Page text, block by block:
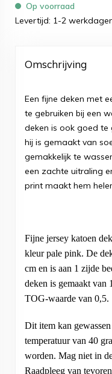
Op voorraad
Levertijd: 1-2
Omschrijving
Een fijne deken met
te gebruiken bij een
deken is ook goed
hij is gemaakt van
gemakkelijk te
een zachte uitraling
print maakt hem
Fijne jersey katoen
kleur pale pink. De
cm en is aan 1 zijde
deken is gemaakt van
TOG-waarde van 0,5.
Dit item kan
temperatuur van 40
worden. Mag niet in
Raadpleeg van